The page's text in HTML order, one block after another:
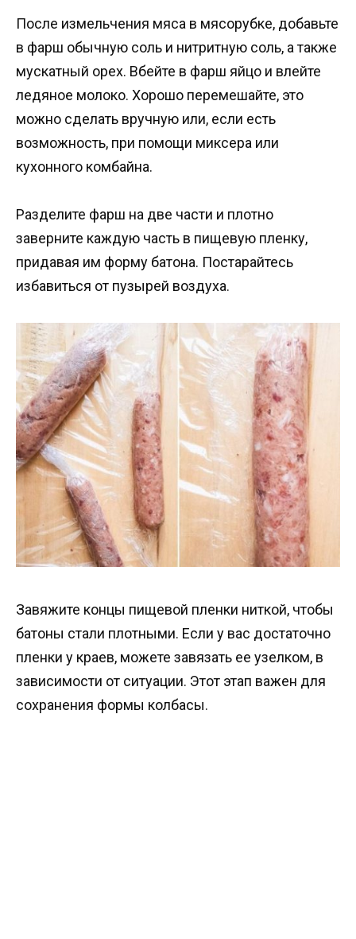
После измельчения мяса в мясорубке, добавьте
в фарш обычную соль и нитритную соль, а также
мускатный орех. Вбейте в фарш яйцо и влейте
ледяное молоко. Хорошо перемешайте, это
можно сделать вручную или, если есть
возможность, при помощи миксера или
кухонного комбайна.
Разделите фарш на две части и плотно
заверните каждую часть в пищевую пленку,
придавая им форму батона. Постарайтесь
избавиться от пузырей воздуха.
Завяжите концы пищевой пленки ниткой, чтобы
батоны стали плотными. Если у вас достаточно
пленки у краев, можете завязать ее узелком, в
зависимости от ситуации. Этот этап важен для
сохранения формы колбасы.